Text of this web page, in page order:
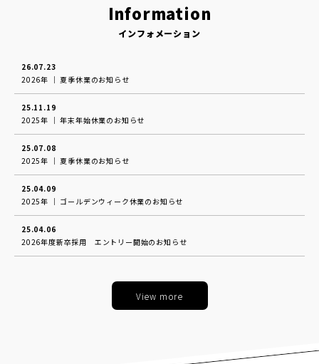
Information
インフォメーション
26.07.23
2026年 │ 夏季休業のお知らせ
25.11.19
2025年 │ 年末年始休業のお知らせ
25.07.08
2025年 │ 夏季休業のお知らせ
25.04.09
2025年 │ ゴールデンウィーク休業のお知らせ
25.04.06
2026年度新卒採用 エントリー開始のお知らせ
View more